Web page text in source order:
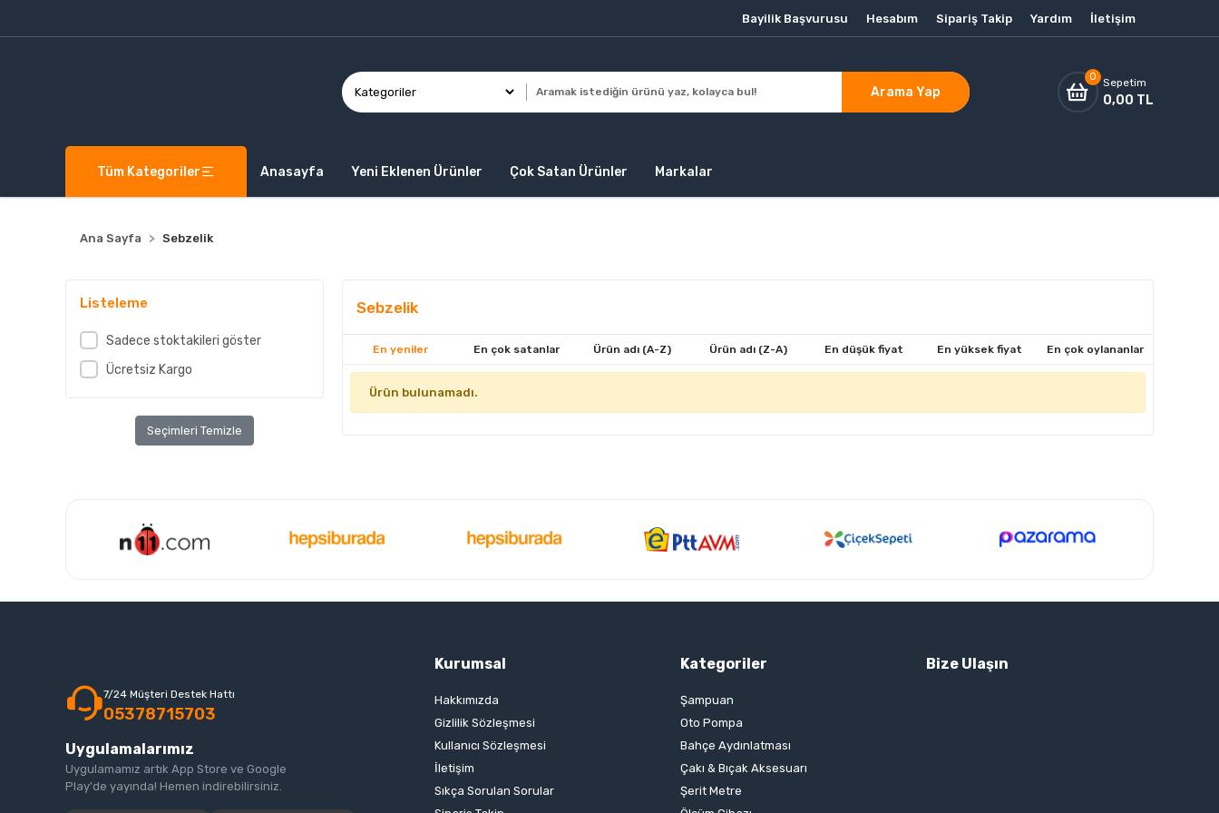
Bayilik Başvurusu Hesabım Sipariş Takip Yardım İletişim
Arama Yap
0 Sepetim
0,00 TL
Tüm Kategoriler Anasayfa Yeni Eklenen Ürünler Çok Satan Ürünler Markalar
Ana Sayfa Sebzelik
Listeleme
Sadece stoktakileri göster
Ücretsiz Kargo
Seçimleri Temizle
Sebzelik
En yeniler En çok satanlar Ürün adı (A-Z) Ürün adı (Z-A) En düşük fiyat En yüksek fiyat En çok oylananlar
Ürün bulunamadı.
7/24 Müşteri Destek Hattı
05378715703
Uygulamalarımız
Uygulamamız artık App Store ve Google
Play'de yayında! Hemen indirebilirsiniz.
Kurumsal
Hakkımızda
Gizlilik Sözleşmesi
Kullanıcı Sözleşmesi
İletişim
Sıkça Sorulan Sorular
Kategoriler
Şampuan
Oto Pompa
Bahçe Aydınlatması
Çakı & Bıçak Aksesuarı
Şerit Metre
Bize Ulaşın